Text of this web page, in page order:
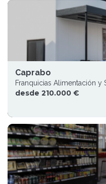
Caprabo
Franquicias Alimentación y
desde 210.000 €